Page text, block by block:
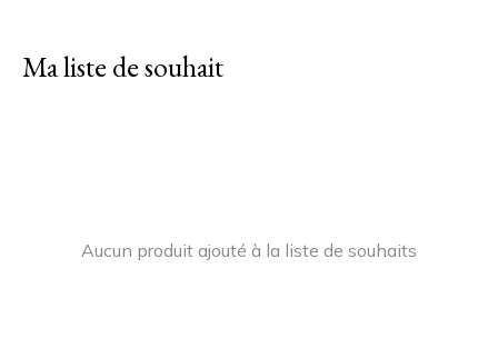
Ma liste de souhait
Aucun produit ajouté à la liste de souhaits